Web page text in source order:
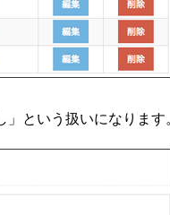
という扱いになります